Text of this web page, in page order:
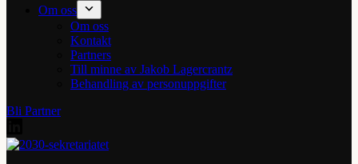
Om oss
Om oss
Kontakt
Partners
Till minne av Jakob Lagercrantz
Behandling av personuppgifter
Bli Partner